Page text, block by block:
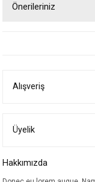
Önerileriniz
Ürün bilgilerinde hatalar
Bu ürüne benzer farklı
Alışveriş
Üyelik
Hakkımızda